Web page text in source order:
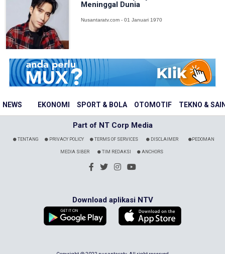
NEWS EKONOMI SPORT & BOLA OTOMOTIF TEKNO &
Meninggal Dunia
Nusantaratv.com - 01 Januari 1970
Part of NT Corp Media
TENTANG PRIVACY POLICY TERMS OF SERVICES DISCLAIMER PEDOMAN
MEDIA SIBER TIM REDAKSI ANCHORS
Download aplikasi NTV